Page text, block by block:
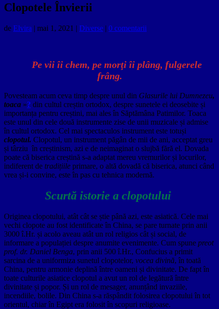
Clopotele Învierii
de Elvira | mai 1, 2021 | Diverse | 0 comentarii
Pe vii îi chem, pe morţi îi plâng, fulgerele
frâng.
Povesteam acum ceva timp despre unul din Glasurile lui Dumnezeu,
toaca »? din cultul creștin ortodox, despre sunetele ei deosebite și
importanța pentru creștini, mai ales în Săptămâna Patimilor. Toaca
este unul din cele două instrumente zise de unii muzicale și admise
în cultul ortodox. Cel mai spectaculos instrument este totuși
clopotul. Clopotul, un instrument păgân de mii de ani, acceptat greu
și târziu în creștinism, azi e de neimaginat o slujbă fără el. Dovada
poate că biserica creștină s-a adaptat mereu vremurilor și locurilor,
indiferent de tradițiile primare, o altă dovadă că biserica, atunci când
vrea și-i convine, este în pas cu tehnica modernă.
Scurtă istorie a clopotului
Originea clopotului, atât cât se știe până azi, este asiatică. Cele mai
vechi clopote au fost identificate în China, se pare turnate prin anii
3000 î.Hr. și acolo aveau atât un rol religios cât și social, de
informare a populației despre anumite evenimente. Cum spune preot
prof. dr. Daniel Benga, prin anii 500 î.Hr., Confucius a primit
sarcina de a uniformiza sunetul clopotelor, vocea divină, în toată
China, pentru armonie deplină între oameni și divinitate. De fapt în
toate culturile asiatice clopotul a avut un rol de legătură între
divinitate și popor. Și un rol de mesager, anunțând invaziile,
incendiile, bolile. Din China s-a răspândit folosirea clopotului în tot
orientul, chiar în Egipt era folosit în scopuri religioase.